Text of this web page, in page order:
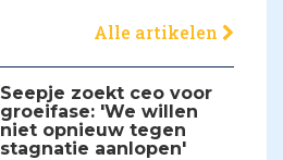
Alle artikelen
Seepje zoekt ceo voor
groeifase: 'We willen
niet opnieuw tegen
stagnatie aanlopen'